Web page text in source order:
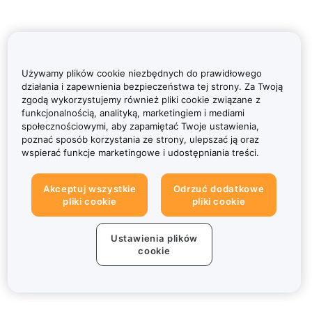
Używamy plików cookie niezbędnych do prawidłowego
działania i zapewnienia bezpieczeństwa tej strony. Za Twoją
zgodą wykorzystujemy również pliki cookie związane z
funkcjonalnością, analityką, marketingiem i mediami
społecznościowymi, aby zapamiętać Twoje ustawienia,
poznać sposób korzystania ze strony, ulepszać ją oraz
wspierać funkcje marketingowe i udostępniania treści.
Akceptuj wszystkie
pliki cookie
Odrzuć dodatkowe
pliki cookie
Ustawienia plików
cookie